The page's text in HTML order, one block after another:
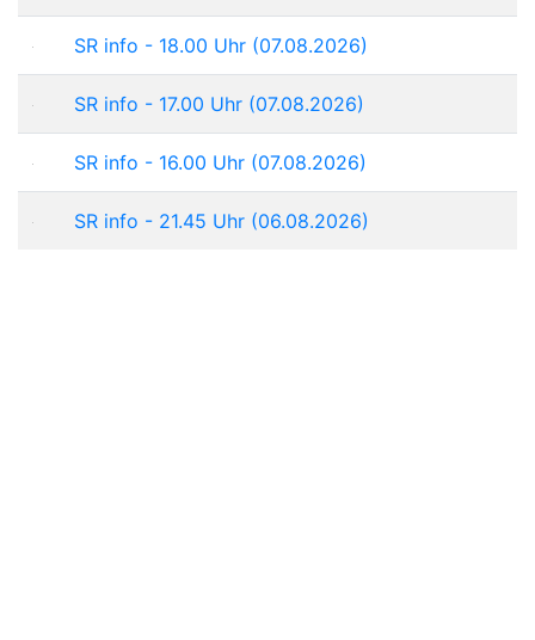
SR info - 18.00 Uhr (07.08.2026)
SR info - 17.00 Uhr (07.08.2026)
SR info - 16.00 Uhr (07.08.2026)
SR info - 21.45 Uhr (06.08.2026)